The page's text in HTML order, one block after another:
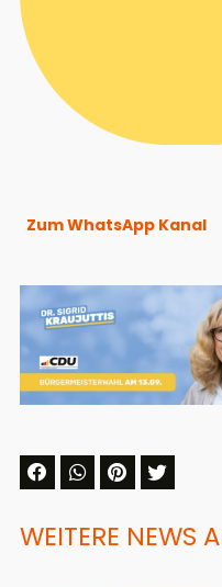
Zum WhatsApp Kanal
WEITERE NEWS